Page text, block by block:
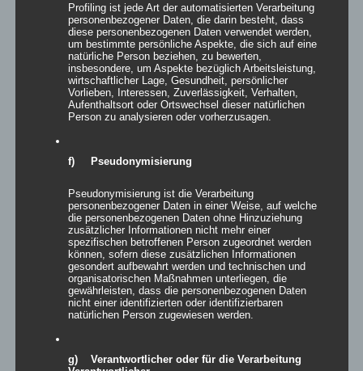
zur Wunschliste
Projektionssegel SYDNEY
Profiling ist jede Art der automatisierten Verarbeitung
personenbezogener Daten, die darin besteht, dass
diese personenbezogenen Daten verwendet werden,
um bestimmte persönliche Aspekte, die sich auf eine
natürliche Person beziehen, zu bewerten,
insbesondere, um Aspekte bezüglich Arbeitsleistung,
wirtschaftlicher Lage, Gesundheit, persönlicher
Vorlieben, Interessen, Zuverlässigkeit, Verhalten,
Aufenthaltsort oder Ortswechsel dieser natürlichen
Person zu analysieren oder vorherzusagen.
f) Pseudonymisierung
Pseudonymisierung ist die Verarbeitung
personenbezogener Daten in einer Weise, auf welche
die personenbezogenen Daten ohne Hinzuziehung
zusätzlicher Informationen nicht mehr einer
spezifischen betroffenen Person zugeordnet werden
können, sofern diese zusätzlichen Informationen
gesondert aufbewahrt werden und technischen und
organisatorischen Maßnahmen unterliegen, die
gewährleisten, dass die personenbezogenen Daten
nicht einer identifizierten oder identifizierbaren
natürlichen Person zugewiesen werden.
g) Verantwortlicher oder für die Verarbeitung